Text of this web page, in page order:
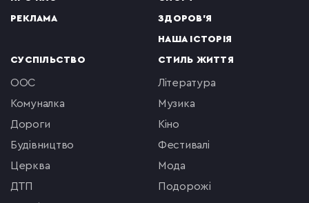
РЕКЛАМА ЗДОРОВ'Я
НАША ІСТОРІЯ
СУСПІЛЬСТВО
ООС
комуналка
Дороги
будівництво
церква
ДТП
СТИЛЬ ЖИТТЯ
література
музика
кіно
фестивалі
мода
подорожі